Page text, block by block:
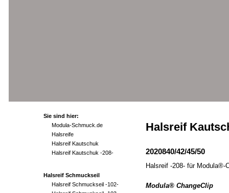
Sie sind hier:
Modula-Schmuck.de
Halsreife
Halsreif Kautschuk
Halsreif Kautschuk -208-
Halsreif Schmuckseil
Halsreif Schmuckseil -102-
Halsreif
2020840/42/45/50
Halsreif -208- für Modula®-
Modula® ChangeClip